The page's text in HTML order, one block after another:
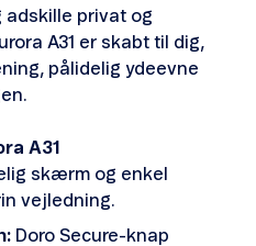
adskille privat og
A31 er skabt til dig,
pålidelig ydeevne
A31
skærm og enkel
vejledning.
Doro Secure-knap